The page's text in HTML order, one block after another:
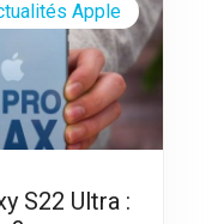
S22 Ultra :
Apple